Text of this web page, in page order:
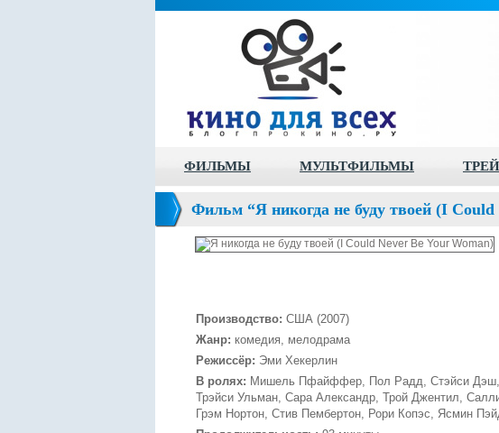
ФИЛЬМЫ МУЛЬТФИЛЬМЫ
Фильм “Я никогда не буду твоей (I
Производство: CША (2007)
Жанр: комедия, мелодрама
Режиссёр: Эми Хекерлин
В ролях: Мишель Пфайффер, Пол Радд, Стэйси Дэш,
Трэйси Ульман, Сара Александр, Трой Джентил,
Грэм Нортон, Стив Пембертон, Рори Копэс, Ясмин